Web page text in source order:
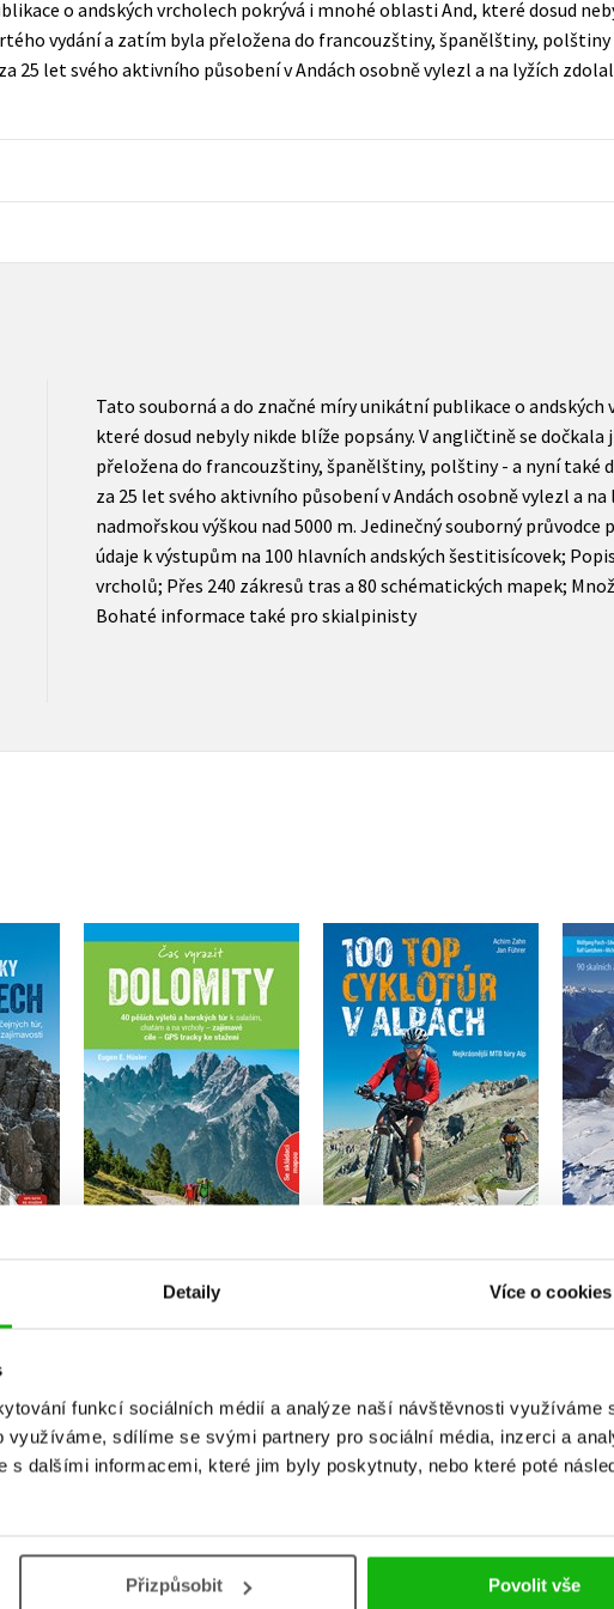
Detaily Více o cookies
funkcí sociálních médií a analýze naší návštěvnosti využíváme
využíváme, sdílíme se svými partnery pro sociální média, inzerci a
s dalšími informacemi, které jim byly poskytnuty, nebo které poté
Přizpůsobit Povolit vše
- naučná pro dospělé
- naučné pro děti
a zahrada
Young adult (SK)
o andských vrcholech pokrývá i mnohé oblasti And, které dosud
vydání a zatím byla přeložena do francouzštiny, španělštiny, polštiny
25 let svého aktivního působení v Andách osobně vylezl a na lyžích
Tato souborná a do značné míry unikátní publikace o
které dosud nebyly nikde blíže popsány. V angličtině se
přeložena do francouzštiny, španělštiny, polštiny - a nyní také
za 25 let svého aktivního působení v Andách osobně vylezl a
nadmořskou výškou nad 5000 m. Jedinečný souborný
údaje k výstupům na 100 hlavních andských šestitisícovek;
vrcholů; Přes 240 zákresů tras a 80 schématických mapek;
Bohaté informace také pro skialpinisty
v
Dolomity Čas vyrazit
Eugen E. Hüsler
Do košíku
299 Kč
239 Kč
100 TOP cyklotúr v
Alpách
Achim Zahn
,
Jan Führer
Do košíku